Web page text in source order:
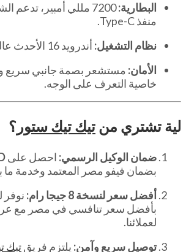
البطارية:
7200 مللي أمبير،
منفذ Type-C.
نظام التشغيل: أندرويد 16 الأحدث عالمياً.
الأمان: مستشعر بصمة جانبي سريع
خاصية التعرف على الوجه.
لية تشتري من تيك تيك ستور ؟
ضمان الوكيل الرسمي: احصل على
بضمان فيفو مصر المعتمد وخدمة ما
أفضل سعر لنسخة 8 جيجا رام:
نوفر
بأفضل سعر تنافسي في مصر مع
لعملائنا.
توصيل سريع وآمن: يلتزم فريقتيك